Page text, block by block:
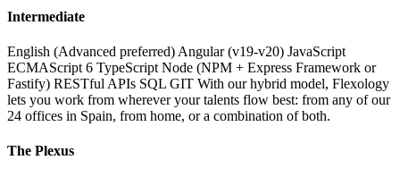
Intermediate
English (Advanced preferred) Angular (v19-v20) JavaScript
ECMAScript 6 TypeScript Node (NPM + Express Framework or
Fastify) RESTful APIs SQL GIT With our hybrid model, Flexology
lets you work from wherever your talents flow best: from any of our
24 offices in Spain, from home, or a combination of both.
The Plexus